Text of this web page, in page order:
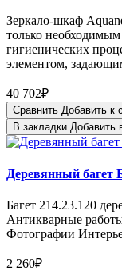
Зеркало-шкаф
только
гигиенических
элементом,
40 702₽
Сравнить Добавить к
В закладки Добавить
Деревянный багет
Багет 214.23.120
Антикварные
Фотографии
2 260₽